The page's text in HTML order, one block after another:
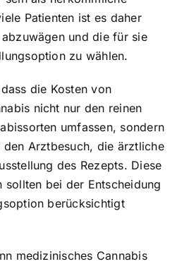
Patienten ist es daher
und die für sie
zu wählen.
die Kosten von
nicht nur den reinen
umfassen, sondern
Arztbesuch, die ärztliche
des Rezepts. Diese
sollten bei der Entscheidung
berücksichtigt
medizinisches Cannabis